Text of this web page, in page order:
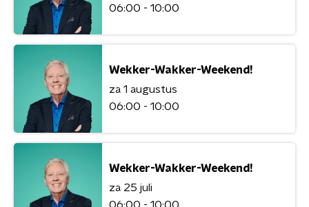
06:00 - 10:00
Wekker-Wakker-Weekend!
za 1 augustus
06:00 - 10:00
Wekker-Wakker-Weekend!
za 25 juli
06:00 - 10:00